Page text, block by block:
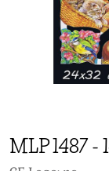
MLP1487-